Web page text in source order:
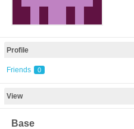
Profile
Friends 0
View
Base